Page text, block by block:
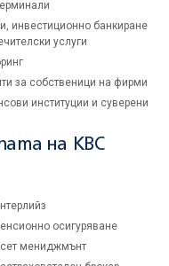
инвестиционно банкиране
услуги
за собственици на фирми
институции и суверени
на KBC
осигуряване
мениджмънт